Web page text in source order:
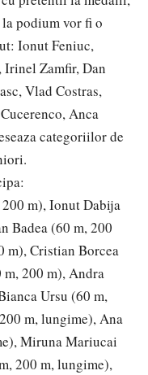
podium vor fi o
Ionut Feniuc,
Zamfir, Dan
Vlad Costras,
Anca
categoriilor de
m), Ionut Dabija
Badea (60 m, 200
m), Cristian Borcea
200 m), Andra
Ursu (60 m,
m, lungime), Ana
Miruna Mariucai
200 m, lungime),